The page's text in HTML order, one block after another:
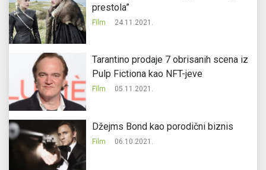
prestola”
Film 24.11.2021.
Tarantino prodaje 7 obrisanih scena iz
Pulp Fictiona kao NFT-jeve
Film 05.11.2021.
Džejms Bond kao porodični biznis
Film 06.10.2021.